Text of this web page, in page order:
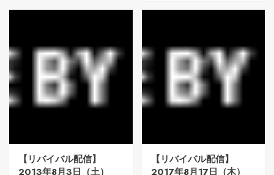
【リバイバル配信】
2013年8月3日（土）
【リバイバル配信】
2017年8月17日（木）